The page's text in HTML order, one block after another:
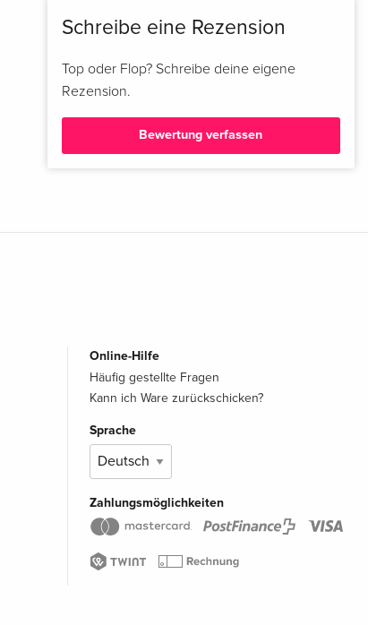
Schreibe eine Rezension
Top oder Flop? Schreibe deine eigene
Rezension.
Bewertung verfassen
Online-Hilfe
Häufig gestellte Fragen
Kann ich Ware zurückschicken?
Sprache
Zahlungsmöglichkeiten